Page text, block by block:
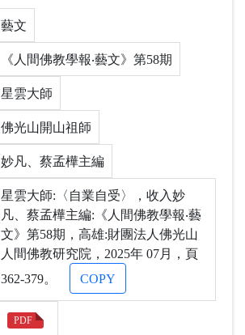
藝文
《人間佛教學報‧藝文》第58期
星雲大師
佛光山開山祖師
妙凡、蔡孟樺主編
星雲大師:〈自業自受〉，收入妙
凡、蔡孟樺主編:《人間佛教學報‧藝
文》第58期，高雄:財團法人佛光山
人間佛教研究院，2025年 07月，頁
362-379。
COPY
PDF